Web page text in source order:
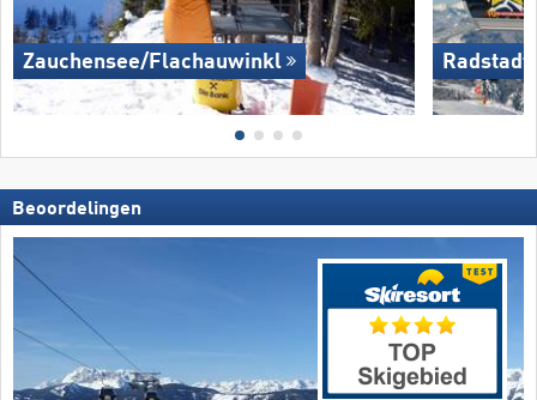
Zauchensee/​Flachauwinkl
Beoordelingen